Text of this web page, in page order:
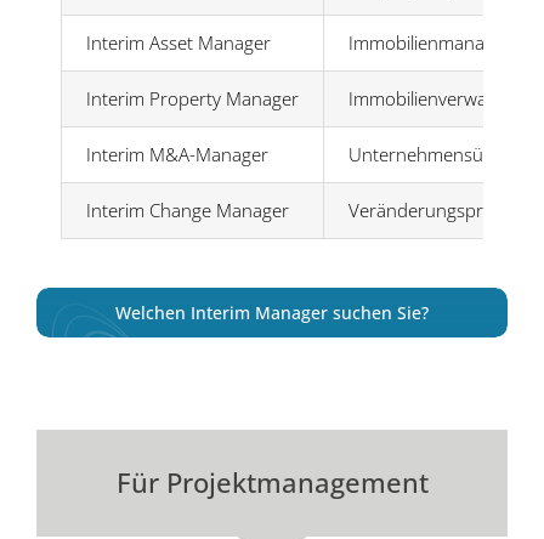
Interim Asset Manager
Interim Property Manager Immobilienverwaltung,
Interim M&A-Manager
Interim Change Manager
Welchen Interim Manager suchen Sie?
Für Projektmanagement